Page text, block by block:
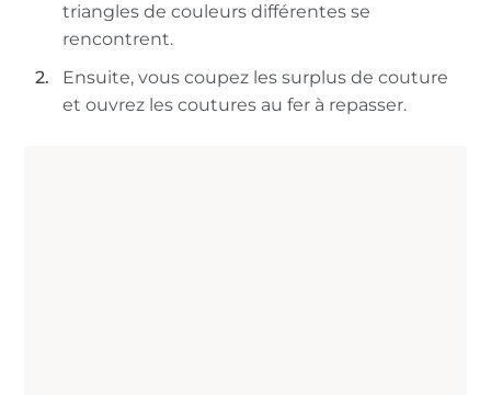
triangles de couleurs différentes se
rencontrent.
Ensuite, vous coupez les surplus de couture
et ouvrez les coutures au fer à repasser.